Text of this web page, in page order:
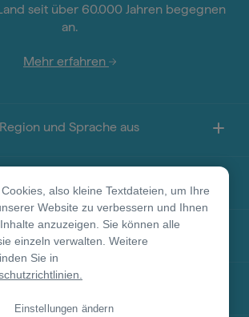
seit über 60.000 Jahren begegnen
an.
Mehr erfahren
und Sprache aus
also kleine Textdateien, um Ihre
Website zu verbessern und Ihnen
anzuzeigen. Sie können alle
einzeln verwalten. Weitere
Sie in
Einstellungen ändern